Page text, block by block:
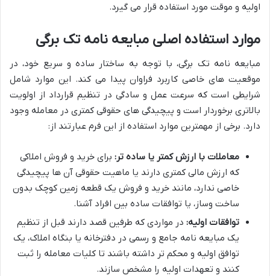
اولیه و موقت مورد استفاده قرار می گیرد.
موارد استفاده اصلی مبایعه نامه تک برگی
مبایعه نامه تک برگی، با توجه به ساختار ساده و سریع خود، در
موقعیت های خاصی کاربرد فراوان پیدا می کند. این موارد شامل
شرایطی است که سرعت عمل و سادگی در تنظیم قرارداد از اولویت
بالاتری برخوردار است و پیچیدگی های حقوقی کمتری در معامله وجود
دارد. برخی از مهمترین موارد استفاده از این فرم عبارتند از:
معاملات با ارزش کمتر یا ساده تر: برای خرید و فروش املاکی
که ارزش مالی کمتری دارند یا ماهیت حقوقی آن ها پیچیدگی
خاصی ندارد، مانند خرید و فروش یک قطعه زمین کوچک بدون
ساخت وساز، یا توافقات ساده بین افراد آشنا.
توافقات اولیه: در مواردی که طرفین قصد دارند قبل از تنظیم
یک مبایعه نامه جامع و رسمی در دفترخانه یا بنگاه املاک، یک
توافق اولیه و محکم تر داشته باشند تا کلیات معامله را ثبت
کنند و تعهدات اولیه را مشخص سازند.